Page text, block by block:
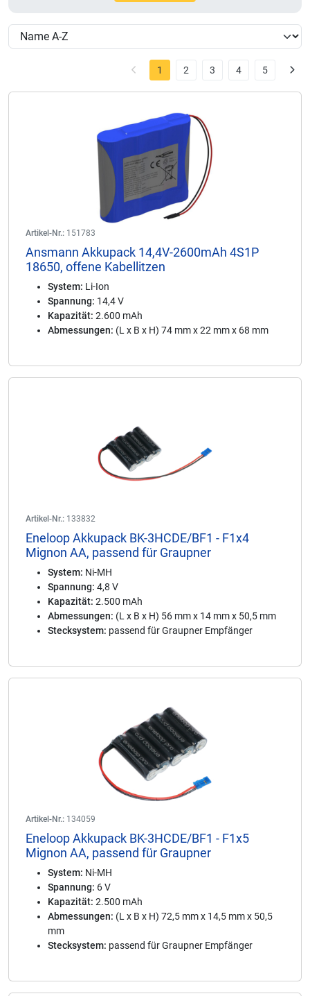
1 2 3 4 5
Artikel-Nr.: 151783
Ansmann Akkupack 14,4V-2600mAh 4S1P
18650, offene Kabellitzen
System: Li-Ion
Spannung: 14,4 V
Kapazität: 2.600 mAh
Abmessungen: (L x B x H) 74 mm x 22 mm x 68 mm
Artikel-Nr.: 133832
Eneloop Akkupack BK-3HCDE/BF1 - F1x4
Mignon AA, passend für Graupner
System: Ni-MH
Spannung: 4,8 V
Kapazität: 2.500 mAh
Abmessungen: (L x B x H) 56 mm x 14 mm x 50,5 mm
Stecksystem: passend für Graupner Empfänger
Artikel-Nr.: 134059
Eneloop Akkupack BK-3HCDE/BF1 - F1x5
Mignon AA, passend für Graupner
System: Ni-MH
Spannung: 6 V
Kapazität: 2.500 mAh
Abmessungen: (L x B x H) 72,5 mm x 14,5 mm x 50,5
mm
Stecksystem: passend für Graupner Empfänger